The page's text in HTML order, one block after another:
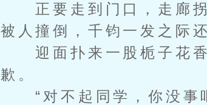
正要走到门口，走廊拐
被人撞倒，千钧一发之际
迎面扑来一股栀子花香
歉。
“对不起同学，你没事